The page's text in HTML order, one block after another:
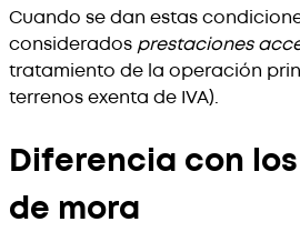
Cuando se dan estas
considerados prestaciones
tratamiento de la operación
terrenos exenta de IVA).
Diferencia con
de mora